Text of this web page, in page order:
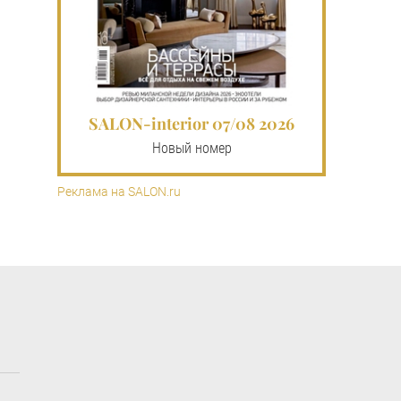
SALON-interior 07/08 2026
Новый номер
Реклама на SALON.ru